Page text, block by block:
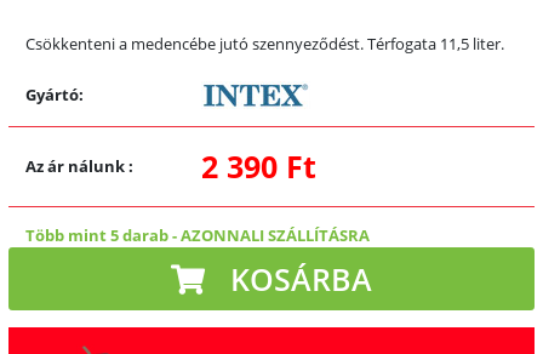
Csökkenteni a medencébe jutó szennyeződést. Térfogata 11,5 liter.
Gyártó:
Az ár nálunk: 2 390 Ft
Több mint 5 darab-AZONNALI SZÁLLÍTÁSRA
KOSÁRBA